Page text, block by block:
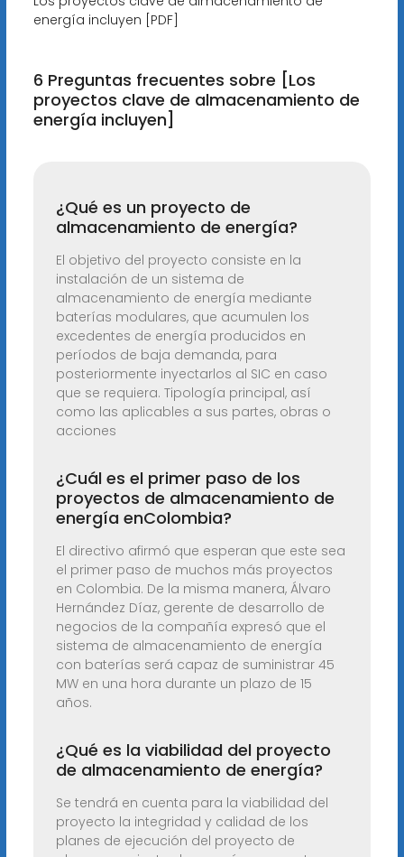
energía incluyen [PDF]
6 Preguntas frecuentes sobre [Los
proyectos clave de almacenamiento de
energía incluyen]
¿Qué es un proyecto de
almacenamiento de energía?
El objetivo del proyecto consiste en la
instalación de un sistema de
almacenamiento de energía mediante
baterías modulares, que acumulen los
excedentes de energía producidos en
períodos de baja demanda, para
posteriormente inyectarlos al SIC en caso
que se requiera. Tipología principal, así
como las aplicables a sus partes, obras o
acciones
¿Cuál es el primer paso de los
proyectos de almacenamiento de
energía enColombia?
El directivo afirmó que esperan que este sea
el primer paso de muchos más proyectos
en Colombia. De la misma manera, Álvaro
Hernández Díaz, gerente de desarrollo de
negocios de la compañía expresó que el
sistema de almacenamiento de energía
con baterías será capaz de suministrar 45
MW en una hora durante un plazo de 15
años.
¿Qué es la viabilidad del proyecto
de almacenamiento de energía?
Se tendrá en cuenta para la viabilidad del
proyecto la integridad y calidad de los
planes de ejecución del proyecto de